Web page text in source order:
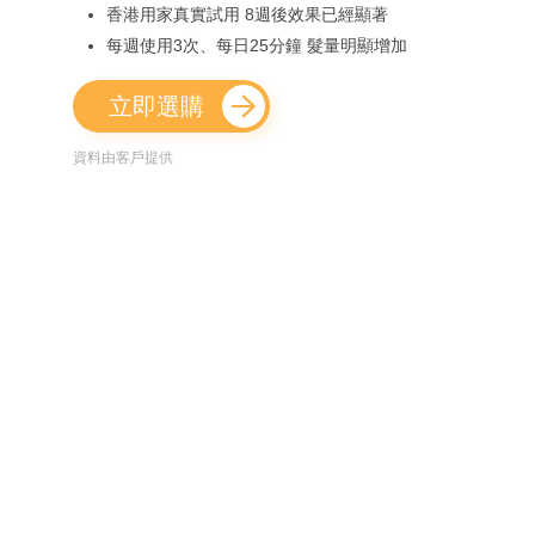
香港用家真實試用 8週後效果已經顯著
每週使用3次、每日25分鐘 髮量明顯增加
立即選購
資料由客戶提供